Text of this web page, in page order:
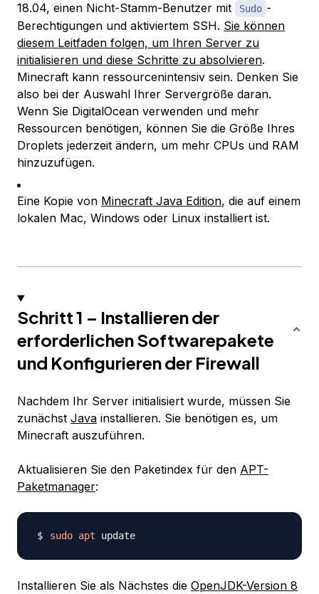
18.04, einen Nicht-Stamm-Benutzer mit
Sudo -
Berechtigungen und aktiviertem SSH. Sie können
diesem Leitfaden folgen, um Ihren Server zu
initialisieren und diese Schritte zu absolvieren.
Minecraft kann ressourcenintensiv sein. Denken Sie
also bei der Auswahl Ihrer Servergröße daran.
Wenn Sie DigitalOcean verwenden und mehr
Ressourcen benötigen, können Sie die Größe Ihres
Droplets jederzeit ändern, um mehr CPUs und RAM
hinzuzufügen.
Eine Kopie von Minecraft Java Edition, die auf einem
lokalen Mac, Windows oder Linux installiert ist.
Schritt 1 – Installieren der
erforderlichen Softwarepakete
und Konfigurieren der Firewall
Nachdem Ihr Server initialisiert wurde, müssen Sie
zunächst Java installieren. Sie benötigen es, um
Minecraft auszuführen.
Aktualisieren Sie den Paketindex für den APT-
Paketmanager:
sudo apt
Installieren Sie als Nächstes die OpenJDK-Version 8